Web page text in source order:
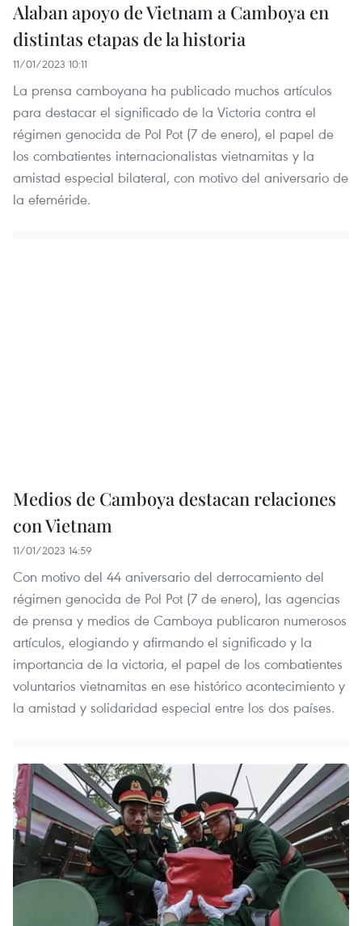
Alaban apoyo de Vietnam a Camboya en
distintas etapas de la historia
11/01/2023 10:11
La prensa camboyana ha publicado muchos artículos
para destacar el significado de la Victoria contra el
régimen genocida de Pol Pot (7 de enero), el papel de
los combatientes internacionalistas vietnamitas y la
amistad especial bilateral, con motivo del aniversario de
la efeméride.
Medios de Camboya destacan relaciones
con Vietnam
11/01/2023 14:59
Con motivo del 44 aniversario del derrocamiento del
régimen genocida de Pol Pot (7 de enero), las agencias
de prensa y medios de Camboya publicaron numerosos
artículos, elogiando y afirmando el significado y la
importancia de la victoria, el papel de los combatientes
voluntarios vietnamitas en ese histórico acontecimiento y
la amistad y solidaridad especial entre los dos países.